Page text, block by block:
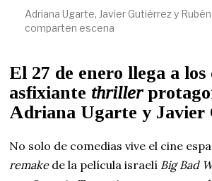
Adriana Ugarte, Javier Gutiérrez y
comparten escena
El 27 de enero llega a los
asfixiante thriller
Adriana Ugarte y Javier
No solo de comedias vive el cine
remake de la película israelí Big Bad